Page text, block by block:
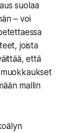
suolaa
– voi
joista
että
mallin